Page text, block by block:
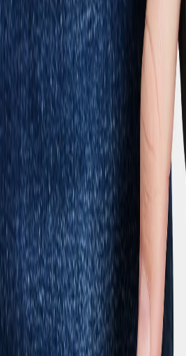
MELDE DICH FÜR UNSEREN
RABATT ERHALTEN
E-Mail-Adresse für Newsletter
Mit dem Abonnement unseres
datenschutzerklärung zu .